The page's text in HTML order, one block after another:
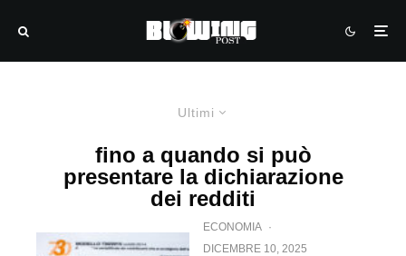
Ultimi
fino a quando si può
presentare la dichiarazione
dei redditi
ECONOMIA ·
DICEMBRE 10, 2025